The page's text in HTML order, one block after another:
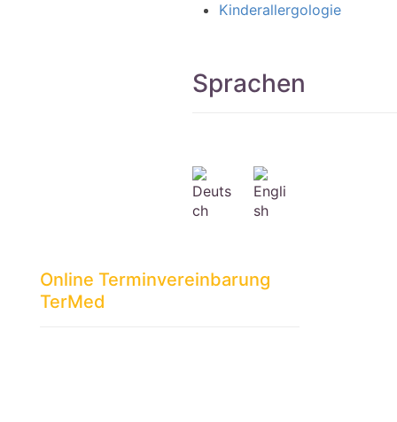
Kinderallergologie
Sprachen
Deuts
ch
Engli
sh
Online Terminvereinbarung
TerMed